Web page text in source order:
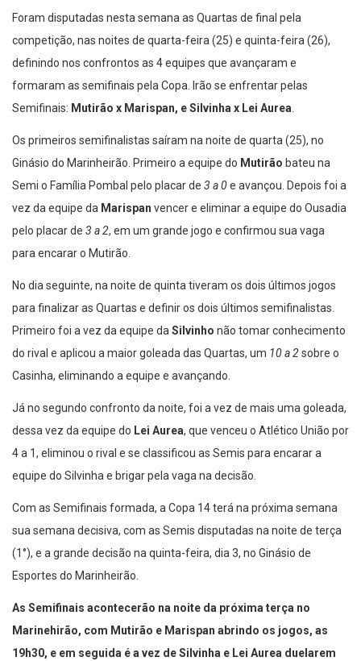
Foram disputadas nesta semana as Quartas de final pela
competição, nas noites de quarta-feira (25) e quinta-feira (26),
definindo nos confrontos as 4 equipes que avançaram e
formaram as semifinais pela Copa. Irão se enfrentar pelas
Semifinais: Mutirão x Marispan, e Silvinha x Lei Aurea.
Os primeiros semifinalistas saíram na noite de quarta (25), no
Ginásio do Marinheirão. Primeiro a equipe do Mutirão bateu na
Semi o Família Pombal pelo placar de 3 a 0 e avançou. Depois foi a
vez da equipe da Marispan vencer e eliminar a equipe do Ousadia
pelo placar de 3 a 2, em um grande jogo e confirmou sua vaga
para encarar o Mutirão.
No dia seguinte, na noite de quinta tiveram os dois últimos jogos
para finalizar as Quartas e definir os dois últimos semifinalistas.
Primeiro foi a vez da equipe daSilvinho não tomar conhecimento
do rival e aplicou a maior goleada das Quartas, um 10 a 2 sobre o
Casinha, eliminando a equipe e avançando.
Já no segundo confronto da noite, foi a vez de mais uma goleada,
dessa vez da equipe do Lei Aurea, que venceu o Atlético União por
4 a 1, eliminou o rival e se classificou as Semis para encarar a
equipe do Silvinha e brigar pela vaga na decisão.
Com as Semifinais formada, a Copa 14 terá na próxima semana
sua semana decisiva, com as Semis disputadas na noite de terça
(1°), e a grande decisão na quinta-feira, dia 3, no Ginásio de
Esportes do Marinheirão.
As Semifinais acontecerão na noite da próxima terça no
Marinehirão, com Mutirão e Marispan abrindo os jogos, as